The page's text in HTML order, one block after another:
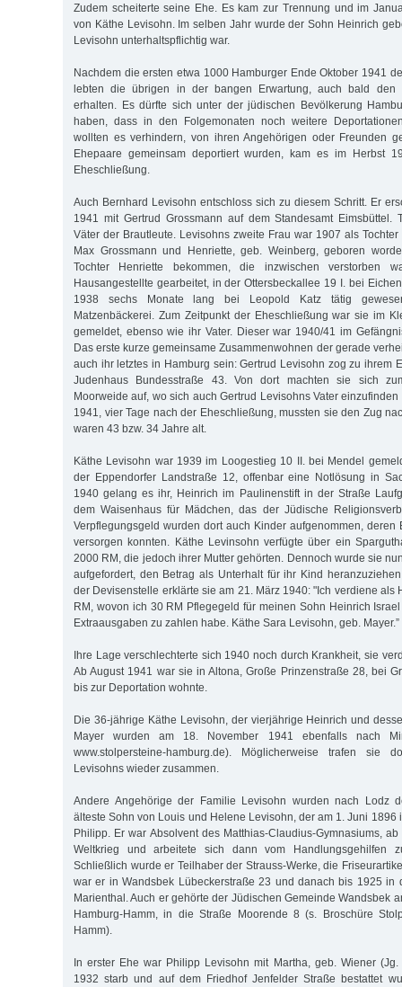
Zudem scheiterte seine Ehe. Es kam zur Trennung und im
von Käthe Levisohn. Im selben Jahr wurde der Sohn Heinrich
Levisohn unterhaltspflichtig war.
Nachdem die ersten etwa 1000 Hamburger Ende Oktober 1941
lebten die übrigen in der bangen Erwartung, auch bald den
erhalten. Es dürfte sich unter der jüdischen Bevölkerung
haben, dass in den Folgemonaten noch weitere
wollten es verhindern, von ihren Angehörigen oder Freunden
Ehepaare gemeinsam deportiert wurden, kam es im Herbst
Eheschließung.
Auch Bernhard Levisohn entschloss sich zu diesem Schritt. Er
1941 mit Gertrud Grossmann auf dem Standesamt Eimsbüttel.
Väter der Brautleute. Levisohns zweite Frau war 1907 als
Max Grossmann und Henriette, geb. Weinberg, geboren
Tochter Henriette bekommen, die inzwischen verstorben
Hausangestellte gearbeitet, in der Ottersbeckallee 19 I. bei
1938 sechs Monate lang bei Leopold Katz tätig
Matzenbäckerei. Zum Zeitpunkt der Eheschließung war sie im
gemeldet, ebenso wie ihr Vater. Dieser war 1940/41 im
Das erste kurze gemeinsame Zusammenwohnen der gerade
auch ihr letztes in Hamburg sein: Gertrud Levisohn zog zu ihrem
Judenhaus Bundesstraße 43. Von dort machten sie sich
Moorweide auf, wo sich auch Gertrud Levisohns Vater einzufinden
1941, vier Tage nach der Eheschließung, mussten sie den Zug
waren 43 bzw. 34 Jahre alt.
Käthe Levisohn war 1939 im Loogestieg 10 II. bei Mendel
der Eppendorfer Landstraße 12, offenbar eine Notlösung in
1940 gelang es ihr, Heinrich im Paulinenstift in der Straße
dem Waisenhaus für Mädchen, das der Jüdische
Verpflegungsgeld wurden dort auch Kinder aufgenommen, deren
versorgen konnten. Käthe Levinsohn verfügte über ein
2000 RM, die jedoch ihrer Mutter gehörten. Dennoch wurde sie
aufgefordert, den Betrag als Unterhalt für ihr Kind
der Devisenstelle erklärte sie am 21. März 1940: "Ich verdiene als
RM, wovon ich 30 RM Pflegegeld für meinen Sohn Heinrich
Extraausgaben zu zahlen habe. Käthe Sara Levisohn, geb. Mayer.”
Ihre Lage verschlechterte sich 1940 noch durch Krankheit, sie
Ab August 1941 war sie in Altona, Große Prinzenstraße 28, bei
bis zur Deportation wohnte.
Die 36-jährige Käthe Levisohn, der vierjährige Heinrich und
Mayer wurden am 18. November 1941 ebenfalls nach
www.stolpersteine-hamburg.de). Möglicherweise trafen sie
Levisohns wieder zusammen.
Andere Angehörige der Familie Levisohn wurden nach Lodz
älteste Sohn von Louis und Helene Levisohn, der am 1. Juni 1896
Philipp. Er war Absolvent des Matthias-Claudius-Gymnasiums,
Weltkrieg und arbeitete sich dann vom Handlungsgehilfen
Schließlich wurde er Teilhaber der Strauss-Werke, die
war er in Wandsbek Lübeckerstraße 23 und danach bis 1925 in
Marienthal. Auch er gehörte der Jüdischen Gemeinde Wandsbek
Hamburg-Hamm, in die Straße Moorende 8 (s. Broschüre
Hamm).
In erster Ehe war Philipp Levisohn mit Martha, geb. Wiener
1932 starb und auf dem Friedhof Jenfelder Straße bestattet